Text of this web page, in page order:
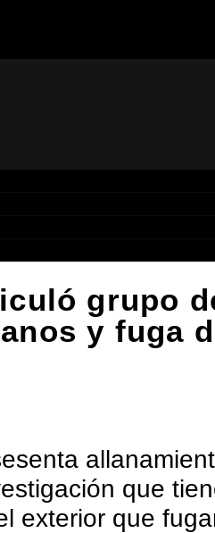
grupo
y fuga
que
exterior que